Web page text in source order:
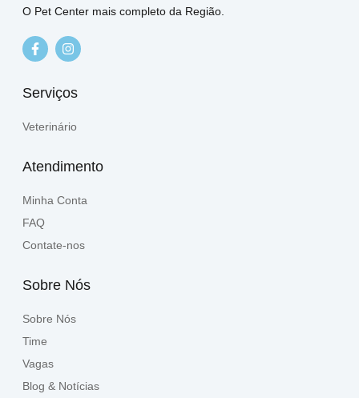
O Pet Center mais completo da Região.
Serviços
Veterinário
Atendimento
Minha Conta
FAQ
Contate-nos
Sobre Nós
Sobre Nós
Time
Vagas
Blog & Notícias